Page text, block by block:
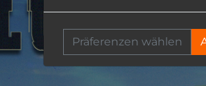
Präferenzen wählen